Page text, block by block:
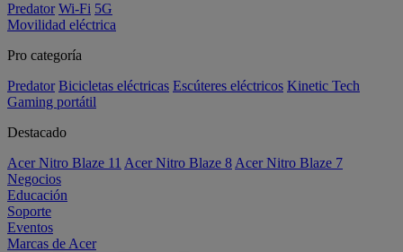
Predator Wi-Fi 5G
Movilidad eléctrica
Pro categoría
Predator Bicicletas eléctricas Escúteres eléctricos Kinetic Tech
Gaming portátil
Destacado
Acer Nitro Blaze 11 Acer Nitro Blaze 8 Acer Nitro Blaze 7
Negocios
Educación
Soporte
Eventos
Marcas de Acer